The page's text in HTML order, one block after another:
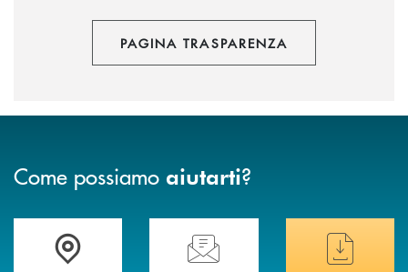
PAGINA TRASPARENZA
Come possiamo aiutarti?
Trova la filiale più vicina a teHai bisogno di assistenza immediata ?
Hai bisogno di